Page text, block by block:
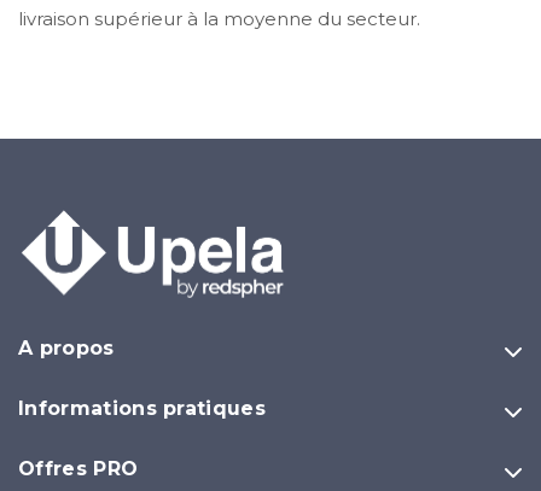
livraison supérieur à la moyenne du secteur.
A propos
Informations pratiques
Offres PRO